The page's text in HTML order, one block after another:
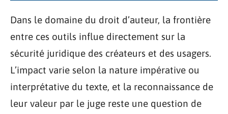
Dans le domaine du droit d’auteur, la frontière
entre ces outils influe directement sur la
sécurité juridique des créateurs et des usagers.
L’impact varie selon la nature impérative ou
interprétative du texte, et la reconnaissance de
leur valeur par le juge reste une question de